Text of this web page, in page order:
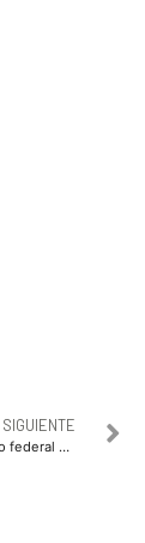
SIGUIENTE
Con el presupuesto federal aprobado, a Sinaloa le irá bien: Rocha